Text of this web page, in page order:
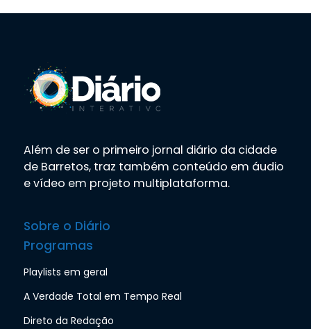
Além de ser o primeiro jornal diário da cidade
de Barretos, traz também conteúdo em áudio
e vídeo em projeto multiplataforma.
Sobre o Diário
Programas
Playlists em geral
A Verdade Total em Tempo Real
Direto da Redação